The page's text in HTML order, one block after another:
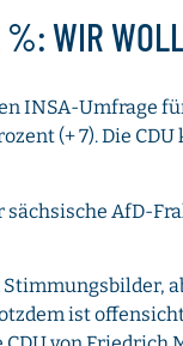
WIR
INSA-Umfrage
(+ 7). Die
sächsische AfD-
Stimmungsbilder,
ist